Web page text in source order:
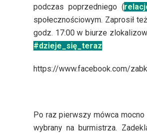
podczas poprzedniego (
społecznościowym. Zaprosił
godz. 17:00 w biurze
#dzieje_się_teraz
https://www.facebook.com/
Po raz pierwszy mówca
wybrany na burmistrza.